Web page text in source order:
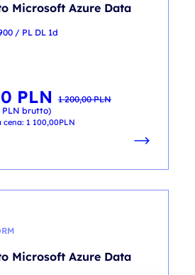
Microsoft Azure Data
/ PL DL 1d
1 200,00PLN
PLN
PLN brutto)
cena: 1 100,00PLN
Microsoft Azure Data